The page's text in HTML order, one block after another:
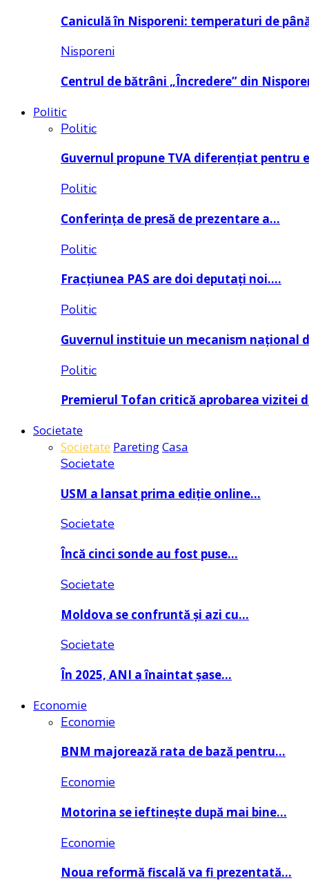
Caniculă în Nisporeni: temperaturi de
Nisporeni
Centrul de bătrâni „Încredere” din
Politic
Politic
Guvernul propune TVA diferențiat pentru
Politic
Conferința de presă de prezentare a…
Politic
Fracțiunea PAS are doi deputați noi….
Politic
Guvernul instituie un mecanism național
Politic
Premierul Tofan critică aprobarea vizitei
Societate
Societate ParetingCasa
Societate
USM a lansat prima ediție online…
Societate
Încă cinci sonde au fost puse…
Societate
Moldova se confruntă și azi cu…
Societate
În 2025, ANI a înaintat șase…
Economie
Economie
BNM majorează rata de bază pentru…
Economie
Motorina se ieftinește după mai bine…
Economie
Noua reformă fiscală va fi prezentată…